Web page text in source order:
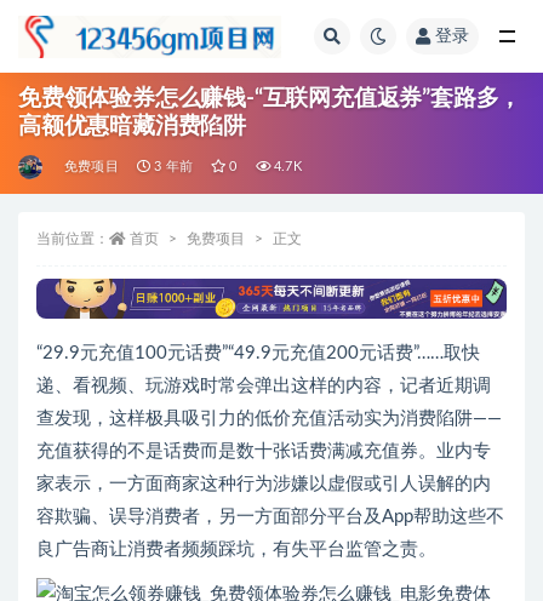
登录
免费领体验券怎么赚钱-“互联网充值返券”套路多，
高额优惠暗藏消费陷阱
免费项目 3 年前 0 4.7K
当前位置： 首页 免费项目 正文
“29.9元充值100元话费”“49.9元充值200元话费”……取快
递、看视频、玩游戏时常会弹出这样的内容，记者近期调
查发现，这样极具吸引力的低价充值活动实为消费陷阱——
充值获得的不是话费而是数十张话费满减充值券。业内专
家表示，一方面商家这种行为涉嫌以虚假或引人误解的内
容欺骗、误导消费者，另一方面部分平台及App帮助这些不
良广告商让消费者频频踩坑，有失平台监管之责。